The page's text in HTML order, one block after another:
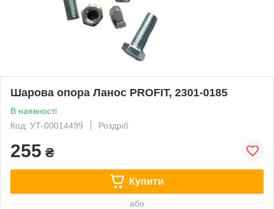
Шарова опора Ланос PROFIT, 2301-0185
В наявності
Код: УТ-00014499
Роздріб
255 ₴
Купити
або